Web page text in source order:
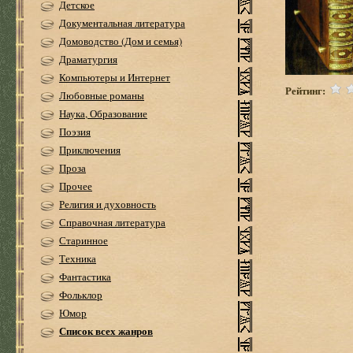
Детское
Документальная литература
Домоводство (Дом и семья)
Драматургия
Компьютеры и Интернет
Любовные романы
Наука, Образование
Поэзия
Приключения
Проза
Прочее
Религия и духовность
Справочная литература
Старинное
Техника
Фантастика
Фольклор
Юмор
Список всех жанров
Рейтинг: